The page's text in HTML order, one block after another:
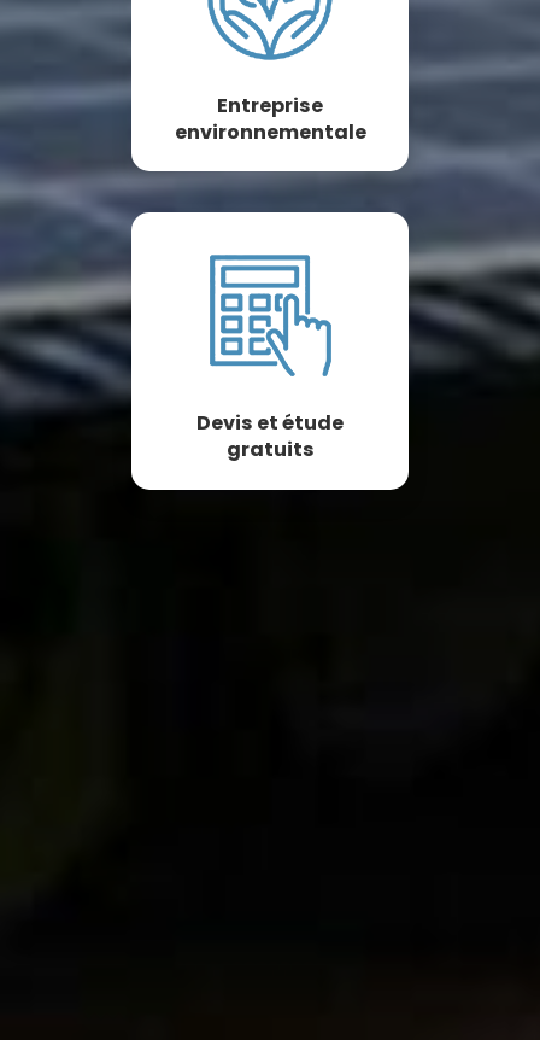
Entreprise
environnementale
Devis et étude
gratuits